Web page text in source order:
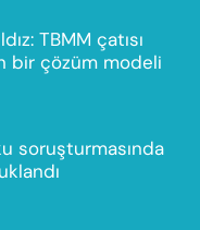
TBMM çatısı
bir çözüm modeli
soruşturmasında